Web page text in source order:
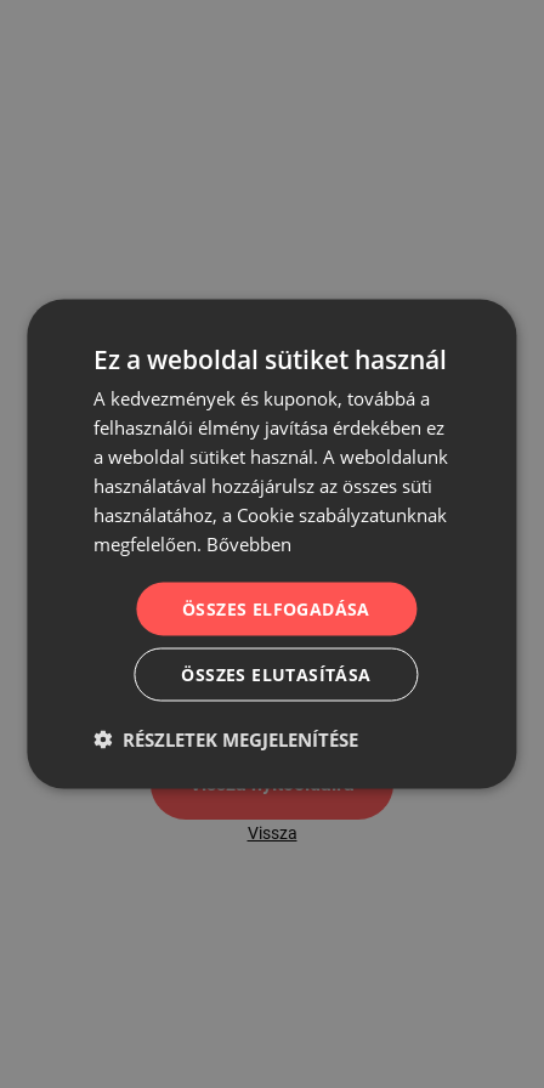
500
Vissza nyítóoldalra
Vissza
Ez a weboldal sütiket használ
A kedvezmények és kuponok, továbbá a
felhasználói élmény javítása érdekében ez
a weboldal sütiket használ. A weboldalunk
használatával hozzájárulsz az összes süti
használatához, a Cookie szabályzatunknak
megfelelően. Bővebben
ÖSSZES ELFOGADÁSA
ÖSSZES ELUTASÍTÁSA
RÉSZLETEK MEGJELENÍTÉSE